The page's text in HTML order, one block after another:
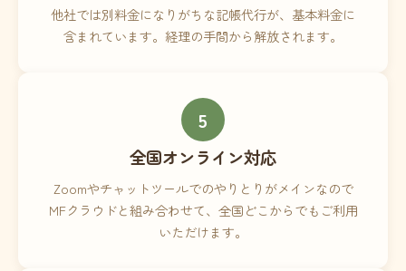
他社では別料金になりがちな記帳代行が、基本料金に
含まれています。経理の手間から解放されます。
5
全国オンライン対応
Zoomやチャットツールでのやりとりがメインなので
MFクラウドと組み合わせて、全国どこからでもご利用
いただけます。